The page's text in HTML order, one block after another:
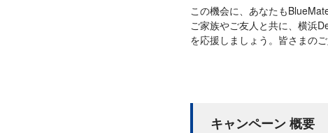
この機会に、あなたも
ご家族やご友人と共に、横浜
を応援しましょう。皆さまの
キャンペーン 概要